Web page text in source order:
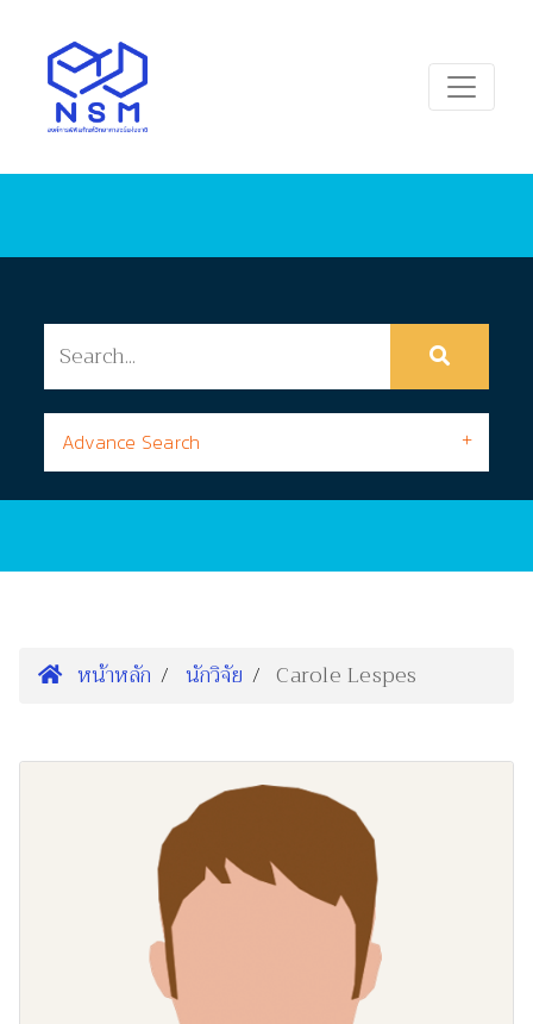
Advance Search
หน้าหลัก นักวิจัย Carole Lespes